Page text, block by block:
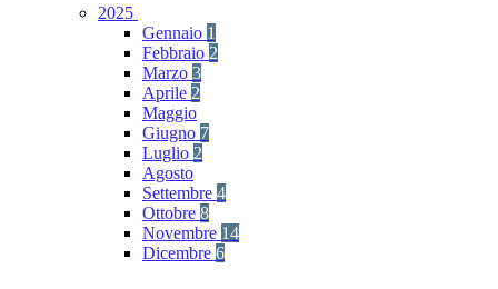
2025
Gennaio 1
Febbraio 2
Marzo 3
Aprile 2
Maggio
Giugno 7
Luglio 2
Agosto
Settembre 4
Ottobre 8
Novembre 14
Dicembre 6